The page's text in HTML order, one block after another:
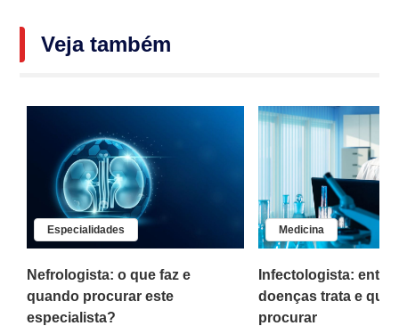
Veja também
Especialidades
Nefrologista: o que faz e
quando procurar este
especialista?
Medicina
Infectologista:
doenças trata e
procurar